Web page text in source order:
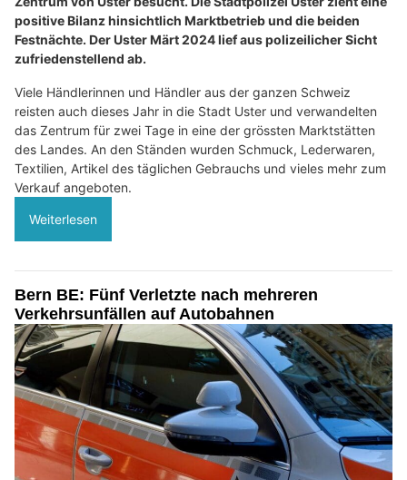
positive Bilanz hinsichtlich Marktbetrieb und die beiden
Festnächte. Der Uster Märt 2024 lief aus polizeilicher Sicht
zufriedenstellend ab.
Viele Händlerinnen und Händler aus der ganzen Schweiz
reisten auch dieses Jahr in die Stadt Uster und verwandelten
das Zentrum für zwei Tage in eine der grössten Marktstätten
des Landes. An den Ständen wurden Schmuck, Lederwaren,
Textilien, Artikel des täglichen Gebrauchs und vieles mehr zum
Verkauf angeboten.
Weiterlesen
Bern BE: Fünf Verletzte nach mehreren
Verkehrsunfällen auf Autobahnen